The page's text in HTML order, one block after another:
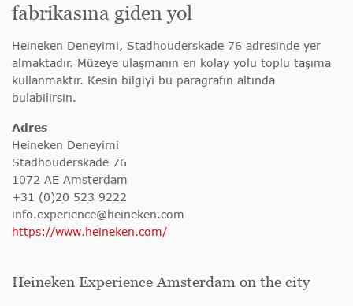
fabrikasına giden yol
Heineken Deneyimi, Stadhouderskade 76 adresinde yer
almaktadır. Müzeye ulaşmanın en kolay yolu toplu taşıma
kullanmaktır. Kesin bilgiyi bu paragrafın altında
bulabilirsin.
Adres
Heineken Deneyimi
Stadhouderskade 76
1072 AE Amsterdam
+31 (0)20 523 9222
info.experience@heineken.com
https://www.heineken.com/
Heineken Experience Amsterdam on the city